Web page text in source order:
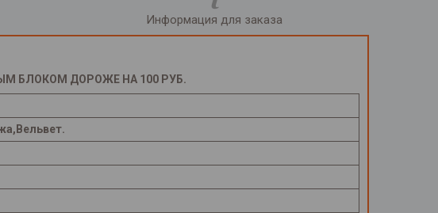
Информация для заказа
БЛОКОМ ДОРОЖЕ НА 100 РУБ.